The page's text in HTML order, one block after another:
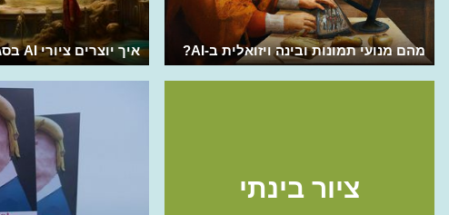
איך יוצרים ציורי AI בסגנונות שונים? מהם מנועי תמונות ובינה ויזואלית ב-AI?
ציור בינתי